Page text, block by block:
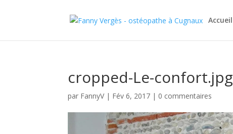
Accueil
cropped-Le-confort.jpg
par FannyV| Fév 6, 2017 | 0 commentaires